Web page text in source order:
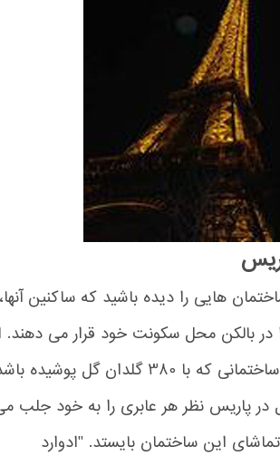
هایی را دیده باشید که ساکنین آنها،
محل سکونت خود قرار می دهند. اما
مطمئنا تا به حال ساختمانی که با 380 گلدان گل پوشیده باشد را
پاریس نظر هر عابری را به خود جلب می
این ساختمان بایستد. "ادوارد